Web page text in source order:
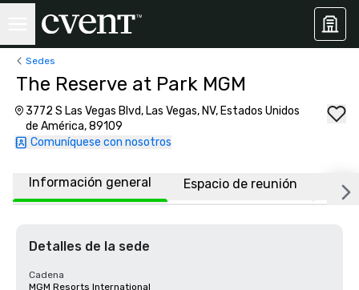
Sedes
The Reserve at Park MGM
3772 S Las Vegas Blvd, Las Vegas, NV, Estados Unidos
de América, 89109
Comuníquese con nosotros
Información general Espacio de reunión
Detalles de la sede
Cadena
MGM Resorts International